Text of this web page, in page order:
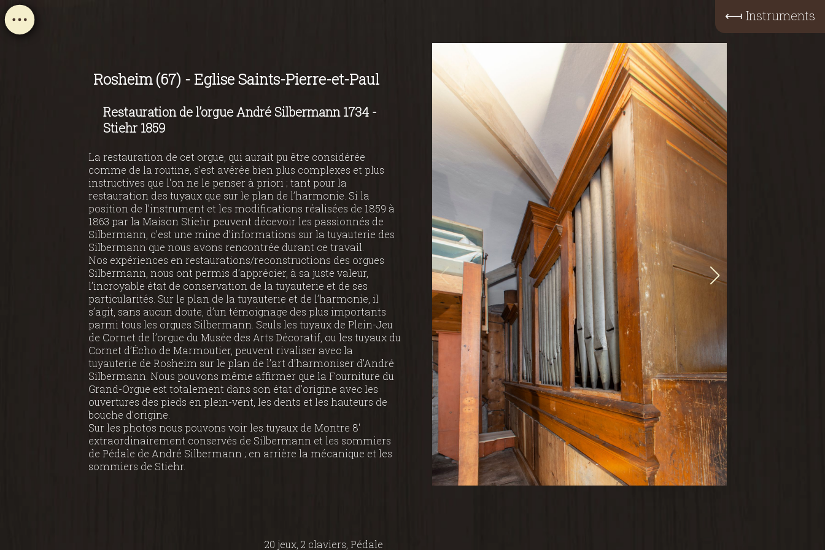
⟻ Instruments
Rosheim (67) - Eglise Saints-Pierre-et-Paul
Restauration de l’orgue André Silbermann 1734 -
Stiehr 1859
La restauration de cet orgue, qui aurait pu être considérée
comme de la routine, s’est avérée bien plus complexes et plus
instructives que l'on ne le penser à priori ; tant pour la
restauration des tuyaux que sur le plan de l’harmonie. Si la
position de l’instrument et les modifications réalisées de 1859 à
1863 par la Maison Stiehr peuvent décevoir les passionnés de
Silbermann, c’est une mine d’informations sur la tuyauterie des
Silbermann que nous avons rencontrée durant ce travail.
Nos expériences en restaurations/reconstructions des orgues
Silbermann, nous ont permis d’apprécier, à sa juste valeur,
l’incroyable état de conservation de la tuyauterie et de ses
particularités. Sur le plan de la tuyauterie et de l’harmonie, il
s’agit, sans aucun doute, d’un témoignage des plus importants
parmi tous les orgues Silbermann. Seuls les tuyaux de Plein-Jeu
de Cornet de l’orgue du Musée des Arts Décoratif, ou les tuyaux du
Cornet d’Écho de Marmoutier, peuvent rivaliser avec la
tuyauterie de Rosheim sur le plan de l’art d’harmoniser d’André
Silbermann. Nous pouvons même affirmer que la Fourniture du
Grand-Orgue est totalement dans son état d’origine avec les
ouvertures des pieds en plein-vent, les dents et les hauteurs de
bouche d’origine.
Sur les photos nous pouvons voir les tuyaux de Montre 8'
extraordinairement conservés de Silbermann et les sommiers
de Pédale de André Silbermann ; en arrière la mécanique et les
sommiers de Stiehr.
20 jeux, 2 claviers, Pédale